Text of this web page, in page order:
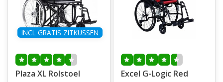
INCL GRATIS ZITKUSSEN
Plaza XL Rolstoel Excel G-Logic Red